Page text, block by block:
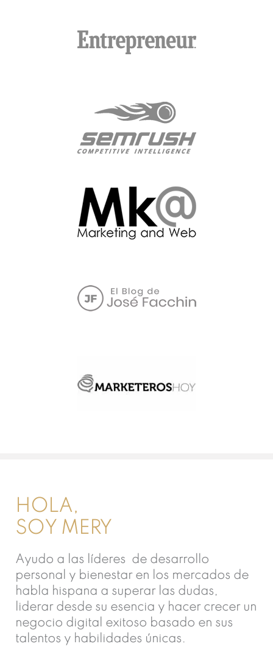
HOLA,
SOY MERY
Ayudo a las líderes de desarrollo
personal y bienestar en los mercados de
habla hispana a superar las dudas,
liderar desde su esencia y hacer crecer un
negocio digital exitoso basado en sus
talentos y habilidades únicas.